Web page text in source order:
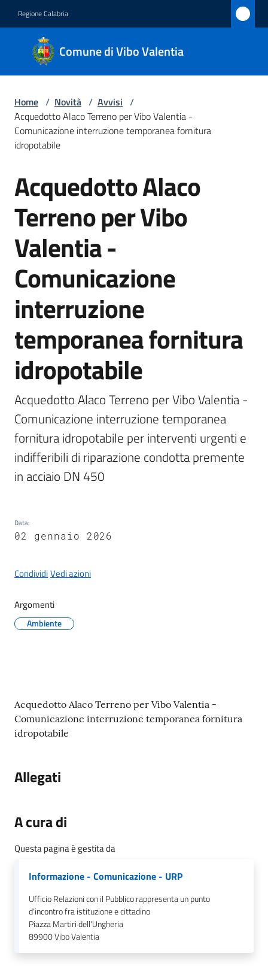
Regione Calabria
Comune di Vibo Valentia
Comune
di Vibo
Valentia
Amministrazione
Menu selezionato
Servizi
Vivere
Vibo
Valentia
A
l
b
r
e
t
o
r
i
Tutti
gli
Seguici
su
Home / Novità / Avvisi /
Acquedotto Alaco Terreno per Vibo Valentia -
Comunicazione interruzione temporanea fornitura
idropotabile
Salta al contenuto
Acquedotto Alaco
Terreno per Vibo
Valentia -
Comunicazione
interruzione
temporanea fornitura
idropotabile
Acquedotto Alaco Terreno per Vibo Valentia -
Comunicazione interruzione temporanea
fornitura idropotabile per interventi urgenti e
indifferibili di riparazione condotta premente
in acciaio DN 450
Data:
02 gennaio 2026
CondividiVedi azioni
Argomenti
Ambiente
Contenuto
Acquedotto Alaco Terreno per Vibo Valentia -
Comunicazione interruzione temporanea fornitura
idropotabile
Allegati
A cura di
Questa pagina è gestita da
Informazione - Comunicazione - URP
Ufficio Relazioni con il Pubblico rappresenta un punto
d'incontro fra istituzione e cittadino
Piazza Martiri dell'Ungheria
89900Vibo Valentia